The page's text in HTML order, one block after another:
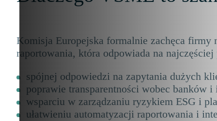
Komisja Europejska formalnie zachęca firmy
raportowania, która odpowiada na
spójnej odpowiedzi na zapytania dużych
poprawie transparentności wobec banków i
wsparciu w zarządzaniu ryzykiem ESG i
ułatwieniu automatyzacji raportowania i